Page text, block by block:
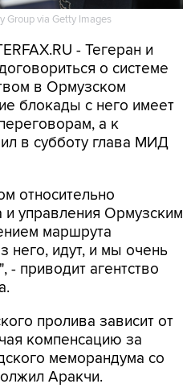
Group via Getty Images
- Тегеран и
о системе
в Ормузском
блокады с него имеет
а к
в субботу глава МИД
относительно
и управления Ормузским
маршрута
него, идут, и мы очень
- приводит агентство
пролива зависит от
компенсацию за
меморандума со
Аракчи.